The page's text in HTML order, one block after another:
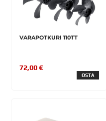
VARAPOTKURI 110TT
72,00 €
OSTA